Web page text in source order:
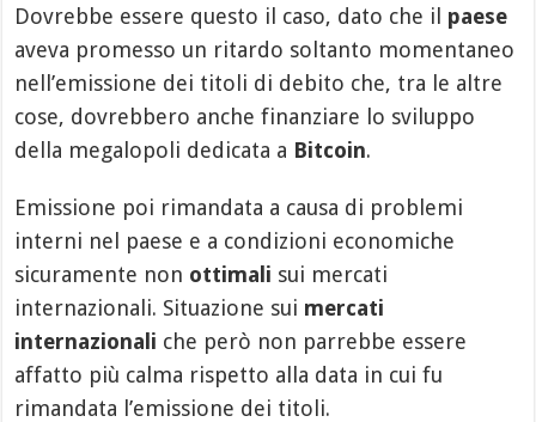
Dovrebbe essere questo il caso, dato che il paese
aveva promesso un ritardo soltanto momentaneo
nell’emissione dei titoli di debito che, tra le altre
cose, dovrebbero anche finanziare lo sviluppo
della megalopoli dedicata a Bitcoin.
Emissione poi rimandata a causa di problemi
interni nel paese e a condizioni economiche
sicuramente non ottimali sui mercati
internazionali. Situazione sui mercati
internazionali che però non parrebbe essere
affatto più calma rispetto alla data in cui fu
rimandata l’emissione dei titoli.